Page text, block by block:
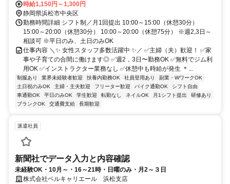
時給1,150円～1,300円
静岡県浜松市中央区
勤務時間詳細 シフト制／月1回提出 10:00～15:00（休憩30分）
15:00～20:00（休憩30分） 10:00～20:00（休憩75分） ※週2,3日～
相談可 ※平日のみ、土日のみOK
仕事内容 ＼✨ 女性スタッフ多数活躍中 ✨／ ✅主婦（夫）歓迎！ ✅家
事や子育ての合間に働けます◎ ✅週2，3日〜勤務OK ✅無料でジム利
用OK ✅インストラクター業務なし ✅休憩中も時給が発生 ＊...
制服あり 業界未経験者歓迎 扶養内勤務OK 社員登用あり
副業・WワークOK
土日祝のみOK
主婦・主夫歓迎 フリーター歓迎 バイク通勤OK
シフト自由
車通勤OK
平日のみOK 学生歓迎 転勤なし ネイルOK 月1シフト提出
研修あり
ブランクOK
交通費支給 長期歓迎
派遣社員
新聞社でデータ入力と内容確認
未経験OK・10月～・16～21時・日曜のみ・月2～３日
株式会社ベルキャリエール 浜松支店